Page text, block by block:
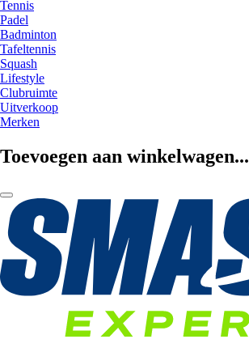
Tennis
Padel
Badminton
Tafeltennis
Squash
Lifestyle
Clubruimte
Uitverkoop
Merken
Toevoegen aan winkelwagen...